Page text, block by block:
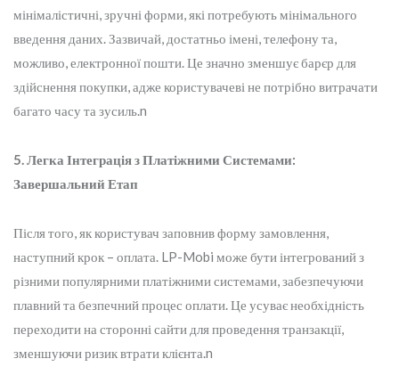
мінімалістичні, зручні форми, які потребують мінімального
введення даних. Зазвичай, достатньо імені, телефону та,
можливо, електронної пошти. Це значно зменшує барєр для
здійснення покупки, адже користувачеві не потрібно витрачати
багато часу та зусиль.n
5. Легка Інтеграція з Платіжними Системами:
Завершальний Етап
Після того, як користувач заповнив форму замовлення,
наступний крок – оплата. LP-Mobi може бути інтегрований з
різними популярними платіжними системами, забезпечуючи
плавний та безпечний процес оплати. Це усуває необхідність
переходити на сторонні сайти для проведення транзакції,
зменшуючи ризик втрати клієнта.n